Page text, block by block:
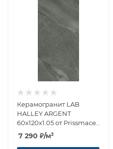
Керамогранит LAB
HALLEY ARGENT
60x120x1.05 от Prissmacer
(Испания)
7 290 ₽/м²